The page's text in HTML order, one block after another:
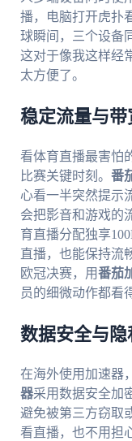
播，电脑打开虎扑
球瞬间，三个设备
这对于像我这样经
太方便了。
稳定流量与带
看体育直播最害怕
比赛关键时刻。 番
心看一半突然提示
会把影音和游戏的
育直播分配独享
直播，也能保持流
欧冠决赛，用番茄
员的细微动作都看
数据安全与隐
在海外使用加速器
器采用数据安全加
避免被第三方窃取
看直播，也不用担